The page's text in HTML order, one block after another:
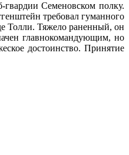
Семеновском полку.
требовал гуманного
Толли. Тяжело раненный, он
главнокомандующим, но
достоинство. Принятие